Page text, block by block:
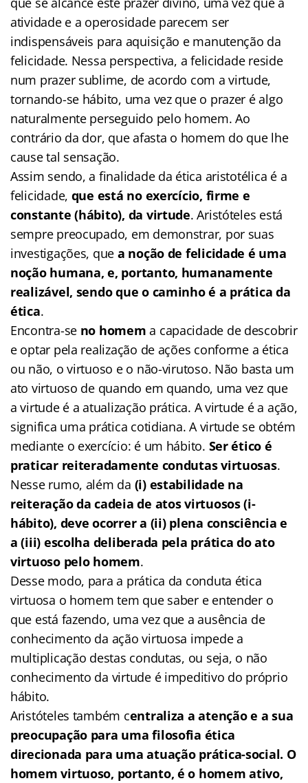
atividade e a operosidade parecem ser
indispensáveis para aquisição e manutenção da
felicidade. Nessa perspectiva, a felicidade reside
num prazer sublime, de acordo com a virtude,
tornando-se hábito, uma vez que o prazer é algo
naturalmente perseguido pelo homem. Ao
contrário da dor, que afasta o homem do que lhe
cause tal sensação.
Assim sendo, a finalidade da ética aristotélica é a
felicidade, que está no exercício, firme e
constante (hábito), da virtude. Aristóteles está
sempre preocupado, em demonstrar, por suas
investigações, que a noção de felicidade é uma
noção humana, e, portanto, humanamente
realizável, sendo que o caminho é a prática da
ética.
Encontra-se no homem a capacidade de descobrir
e optar pela realização de ações conforme a ética
ou não, o virtuoso e o não-virutoso. Não basta um
ato virtuoso de quando em quando, uma vez que
a virtude é a atualização prática. A virtude é a ação,
significa uma prática cotidiana. A virtude se obtém
mediante o exercício: é um hábito. Ser ético é
praticar reiteradamente condutas virtuosas.
Nesse rumo, além da (i) estabilidade na
reiteração da cadeia de atos virtuosos (i-
hábito), deve ocorrer a (ii) plena consciência e
a (iii) escolha deliberada pela prática do ato
virtuoso pelo homem.
Desse modo, para a prática da conduta ética
virtuosa o homem tem que saber e entender o
que está fazendo, uma vez que a ausência de
conhecimento da ação virtuosa impede a
multiplicação destas condutas, ou seja, o não
conhecimento da virtude é impeditivo do próprio
hábito.
Aristóteles também centraliza a atenção e a sua
preocupação para uma filosofia ética
direcionada para uma atuação prática-social. O
homem virtuoso, portanto, é o homem ativo,